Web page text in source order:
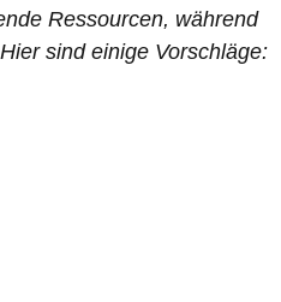
Ressourcen, während
sind einige Vorschläge: